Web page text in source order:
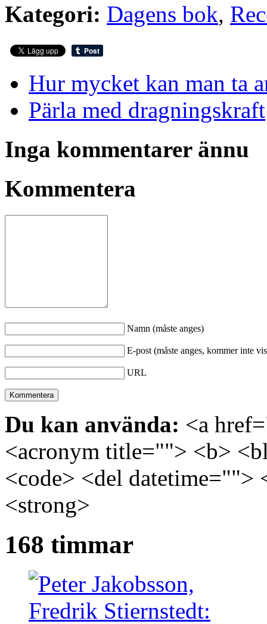
Kategori: Dagens bok,
Hur mycket kan man ta
Pärla med dragningskraft
Inga kommentarer ännu
Kommentera
Namn (måste anges)
E-post (måste anges, kommer inte
URL
Du kan använda: <a
<acronym title=""> <b>
<code> <del
<strong>
168 timmar